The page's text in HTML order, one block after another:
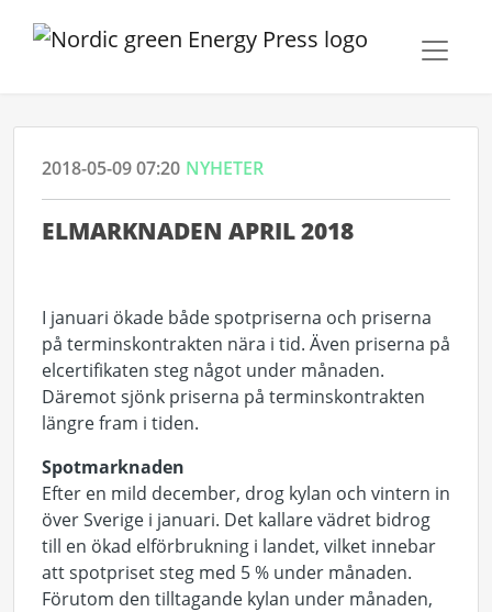
2018-05-09 07:20 NYHETER
ELMARKNADEN APRIL 2018
I januari ökade både spotpriserna och priserna
på terminskontrakten nära i tid. Även priserna på
elcertifikaten steg något under månaden.
Däremot sjönk priserna på terminskontrakten
längre fram i tiden.
Spotmarknaden
Efter en mild december, drog kylan och vintern in
över Sverige i januari. Det kallare vädret bidrog
till en ökad elförbrukning i landet, vilket innebar
att spotpriset steg med 5 % under månaden.
Förutom den tilltagande kylan under månaden,